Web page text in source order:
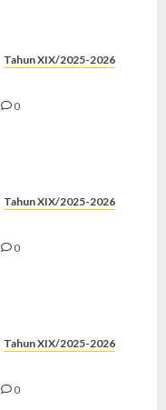
Tahun XIX/2025-2026
0
Tahun XIX/2025-2026
0
Tahun XIX/2025-2026
0